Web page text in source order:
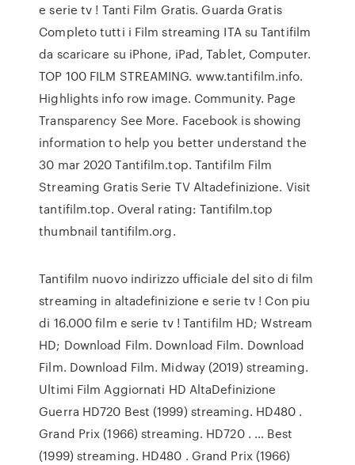
e serie tv ! Tanti Film Gratis. Guarda Gratis
Completo tutti i Film streaming ITA su Tantifilm
da scaricare su iPhone, iPad, Tablet, Computer.
TOP 100 FILM STREAMING. www.tantifilm.info.
Highlights info row image. Community. Page
Transparency See More. Facebook is showing
information to help you better understand the
30 mar 2020 Tantifilm.top. Tantifilm Film
Streaming Gratis Serie TV Altadefinizione. Visit
tantifilm.top. Overal rating: Tantifilm.top
thumbnail tantifilm.org.
Tantifilm nuovo indirizzo ufficiale del sito di film
streaming in altadefinizione e serie tv ! Con piu
di 16.000 film e serie tv ! Tantifilm HD; Wstream
HD; Download Film. Download Film. Download
Film. Download Film. Midway (2019) streaming.
Ultimi Film Aggiornati HD AltaDefinizione
Guerra HD720 Best (1999) streaming. HD480 .
Grand Prix (1966) streaming. HD720 . … Best
(1999) streaming. HD480 . Grand Prix (1966)